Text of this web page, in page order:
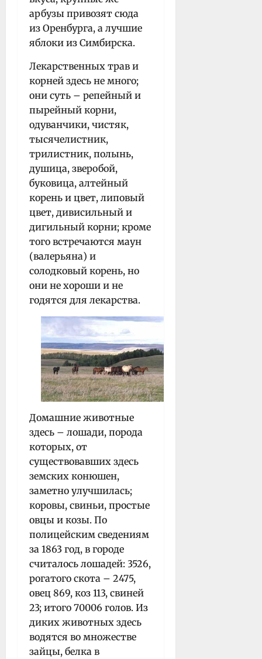
арбузы привозят сюда
из Оренбурга, а лучшие
яблоки из Симбирска.
Лекарственных трав и
корней здесь не много;
они суть – репейный и
пырейный корни,
одуванчики, чистяк,
тысячелистник,
трилистник, полынь,
душица, зверобой,
буковица, алтейный
корень и цвет, липовый
цвет, дивисильный и
дигильный корни; кроме
того встречаются маун
(валерьяна) и
солодковый корень, но
они не хороши и не
годятся для лекарства.
Домашние животные
здесь – лошади, порода
которых, от
существовавших здесь
земских конюшен,
заметно улучшилась;
коровы, свиньи, простые
овцы и козы. По
полицейским сведениям
за 1863 год, в городе
считалось лошадей: 3526,
рогатого скота – 2475,
овец 869, коз 113, свиней
23; итого 70006 голов. Из
диких животных здесь
водятся во множестве
зайцы, белка в